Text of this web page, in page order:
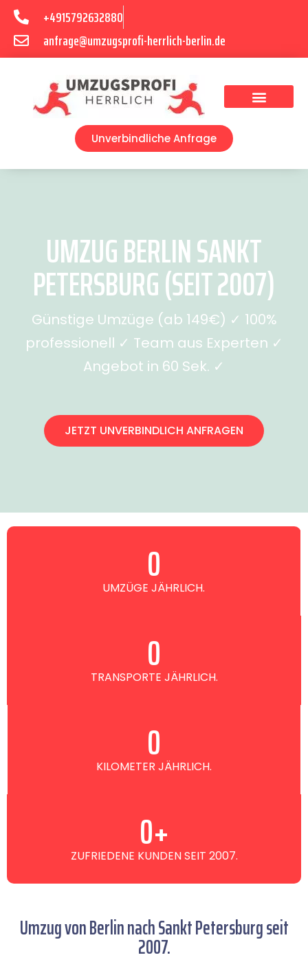
+4915792632880
anfrage@umzugsprofi-herrlich-berlin.de
Unverbindliche Anfrage
UMZUG BERLIN SANKT
PETERSBURG (SEIT 2007)
Günstige Umzüge (ab 149€) ✓ 100%
professionell ✓ Team aus Experten ✓
Angebot in 60 Sek. ✓
JETZT UNVERBINDLICH ANFRAGEN
UMZÜGE JÄHRLICH.
0
TRANSPORTE JÄHRLICH.
0
KILOMETER JÄHRLICH.
0
ZUFRIEDENE KUNDEN SEIT 2007.
0+
Umzug von Berlin nach Sankt Petersburg seit
2007.